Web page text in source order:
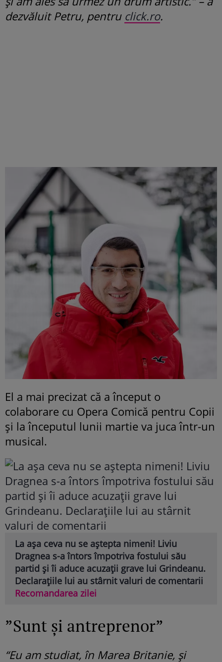
dezvăluit Petru, pentru click.ro.
El a mai precizat că a început o
colaborare cu Opera Comică pentru Copii
și la începutul lunii martie va juca într-un
musical.
La așa ceva nu se aștepta nimeni! Liviu
Dragnea s-a întors împotriva fostului său
partid și îi aduce acuzații grave lui Grindeanu.
Declarațiile lui au stârnit valuri de comentarii
Recomandarea zilei
”Sunt și antreprenor”
“Eu am studiat, în Marea Britanie, și